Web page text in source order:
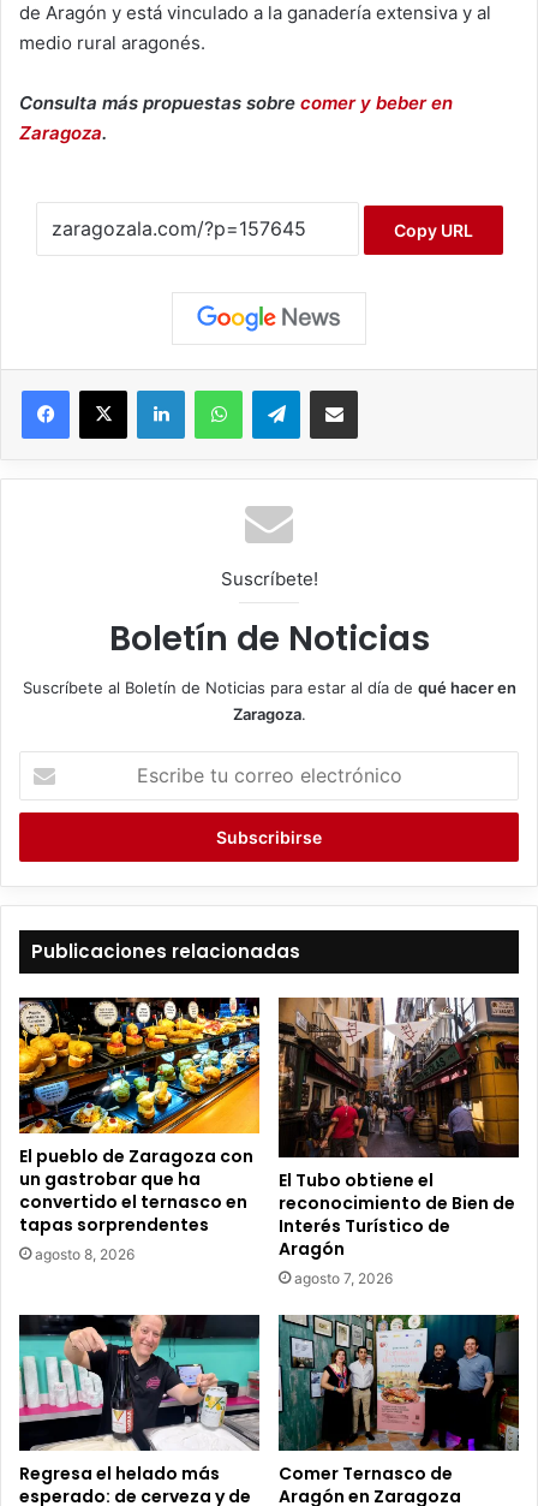
de Aragón y está vinculado a la ganadería extensiva y al
medio rural aragonés.
Consulta más propuestas sobre comer y beber en
Zaragoza.
Copy URL
Telegram
Suscríbete!
Boletín de Noticias
Suscríbete al Boletín de Noticias para estar al día de qué hacer en
Zaragoza.
c
i
b
o
r
r
e
o
l
c
t
n
i
c
o
Publicaciones relacionadas
El pueblo de Zaragoza con
un gastrobar que ha
convertido el ternasco en
tapas sorprendentes
agosto 8, 2026
El Tubo obtiene el
reconocimiento de Bien de
Interés Turístico de
Aragón
agosto 7, 2026
Regresa el helado más
esperado: de cerveza y de
Comer Ternasco de
Aragón en Zaragoza